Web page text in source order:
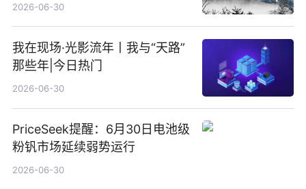
2026-06-30
我在现场·光影流年丨我与“天路”
那些年|今日热门
2026-06-30
PriceSeek提醒：6月30日电池级
粉钒市场延续弱势运行
2026-06-30